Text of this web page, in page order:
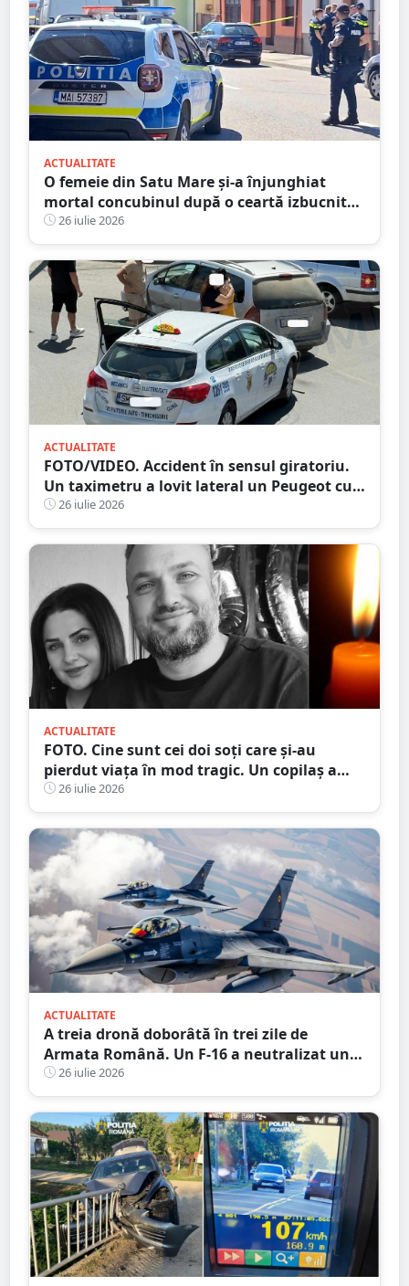
ACTUALITATE
O femeie din Satu Mare și-a înjunghiat
mortal concubinul după o ceartă izbucnită
pe fondul geloziei și al alcoolului
26 iulie 2026
ACTUALITATE
FOTO/VIDEO. Accident în sensul giratoriu.
Un taximetru a lovit lateral un Peugeot cu
numere străine. Eternele parlamentări în
mijlocul intersecției
26 iulie 2026
ACTUALITATE
FOTO. Cine sunt cei doi soți care și-au
pierdut viața în mod tragic. Un copilaș a
rămas orfan. Au căzut de pe motocicletă, în
județul vecin
26 iulie 2026
ACTUALITATE
A treia dronă doborâtă în trei zile de
Armata Română. Un F-16 a neutralizat un
aparat fără pilot deasupra Mării Negre
26 iulie 2026